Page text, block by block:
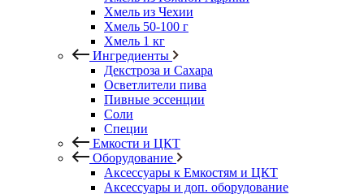
Хмель из Чехии
Хмель 50-100 г
Хмель 1 кг
Ингредиенты
Декстроза и Сахара
Осветлители пива
Пивные эссенции
Соли
Специи
Емкости и ЦКТ
Оборудование
Аксессуары к Емкостям и ЦКТ
Аксессуары и доп. оборудование